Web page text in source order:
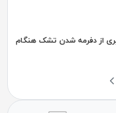
از دفرمه شدن تشک هنگام